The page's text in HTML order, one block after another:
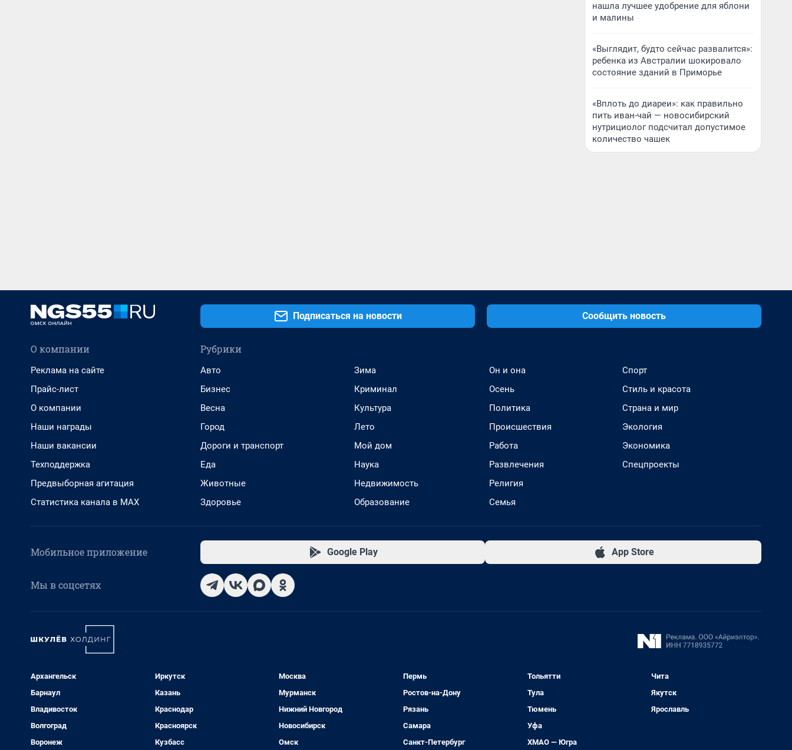
нашла лучшее удобрение для яблони
и малины
«Выглядит, будто сейчас развалится»:
ребенка из Австралии шокировало
состояние зданий в Приморье
«Вплоть до диареи»: как правильно
пить иван-чай — новосибирский
нутрициолог подсчитал допустимое
количество чашек
Подписаться на новости Сообщить новость
О компании
Реклама на сайте
Прайс-лист
О компании
Наши награды
Наши вакансии
Техподдержка
Предвыборная агитация
Статистика канала в MAX
Рубрики
Авто
Бизнес
Весна
Город
Дороги и транспорт
Еда
Животные
Здоровье
Зима
Криминал
Культура
Лето
Мой дом
Наука
Недвижимость
Образование
Он и она
Осень
Политика
Происшествия
Работа
Развлечения
Религия
Семья
Спорт
Стиль и красота
Страна и мир
Экология
Экономика
Спецпроекты
Мобильное приложение Google Play App Store
Мы в соцсетях
Архангельск
Барнаул
Владивосток
Волгоград
Воронеж
Иркутск
Казань
Краснодар
Красноярск
Кузбасс
Москва
Мурманск
Нижний Новгород
Новосибирск
Омск
Пермь
Ростов-на-Дону
Рязань
Самара
Санкт-Петербург
Тольятти
Тула
Тюмень
Уфа
ХМАО — Югра
Чита
Якутск
Ярославль